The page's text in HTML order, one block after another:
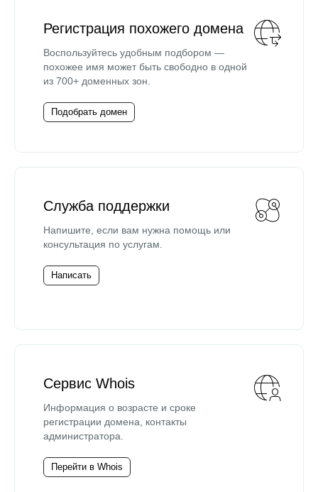
Регистрация похожего домена
Воспользуйтесь удобным подбором —
похожее имя может быть свободно в одной
из 700+ доменных зон.
Подобрать домен
Служба поддержки
Напишите, если вам нужна помощь или
консультация по услугам.
Написать
Сервис Whois
Информация о возрасте и сроке
регистрации домена, контакты
администратора.
Перейти в Whois